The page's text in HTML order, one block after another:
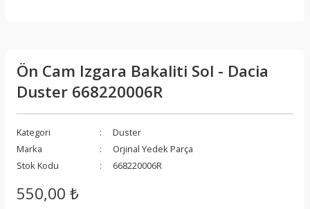
Ön Cam Izgara Bakaliti Sol - Dacia
Duster 668220006R
Kategori
Duster
Marka
Orjinal Yedek Parça
Stok Kodu
668220006R
550,00 ₺